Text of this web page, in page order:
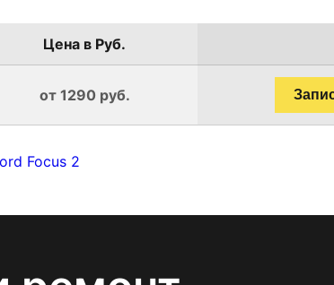
Цена в Руб.
от 1290 руб.
Focus 2